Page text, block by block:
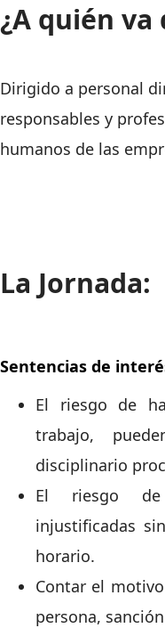
¿A quién
Dirigido a personal
responsables y
humanos de las
La Jornada:
Sentencias de
El riesgo de
trabajo,
disciplinario
El riesgo de
injustificadas
horario.
Contar el
persona,